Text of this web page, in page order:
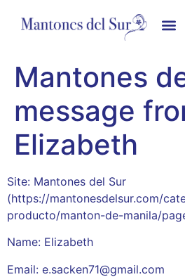
Mantones
message
Elizabeth
Site: Mantones del Sur
(https://mantonesdelsur.com/
producto/manton-de-manila/
Name: Elizabeth
Email: e.sacken71@gmail.com